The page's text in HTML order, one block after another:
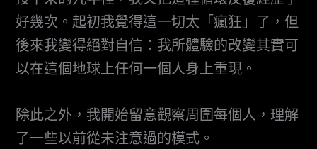
好幾次。起初我覺得這一切太「瘋狂」了，但
後來我變得絕對自信：我所體驗的改變其實可
以在這個地球上任何一個人身上重現。
除此之外，我開始留意觀察周圍每個人，理解
了一些以前從未注意過的模式。